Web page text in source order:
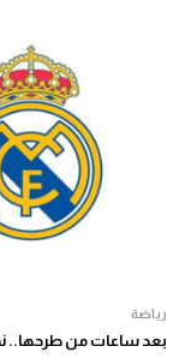
رياضة
بعد ساعات من طرحها..